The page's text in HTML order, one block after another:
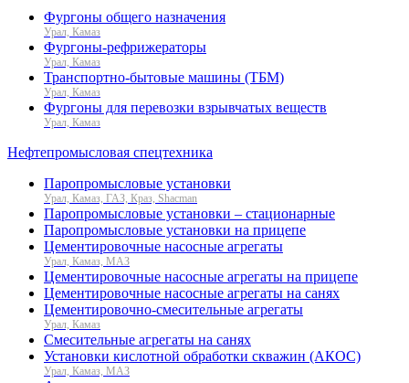
Фургоны общего назначения
Урал, Камаз
Фургоны-рефрижераторы
Урал, Камаз
Транспортно-бытовые машины (ТБМ)
Урал, Камаз
Фургоны для перевозки взрывчатых веществ
Урал, Камаз
Нефтепромысловая спецтехника
Паропромысловые установки
Урал, Камаз, ГАЗ, Краз, Shacman
Паропромысловые установки – стационарные
Паропромысловые установки на прицепе
Цементировочные насосные агрегаты
Урал, Камаз, МАЗ
Цементировочные насосные агрегаты на прицепе
Цементировочные насосные агрегаты на санях
Цементировочно-смесительные агрегаты
Урал, Камаз
Смесительные агрегаты на санях
Установки кислотной обработки скважин (АКОС)
Урал, Камаз, МАЗ